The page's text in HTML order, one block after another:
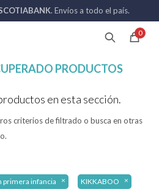
. Envíos a todo el país.
0
PRODUCTOS
en esta sección.
criterios de filtrado o busca en otras
primera infancia KIKKABOO
MI CUENTA